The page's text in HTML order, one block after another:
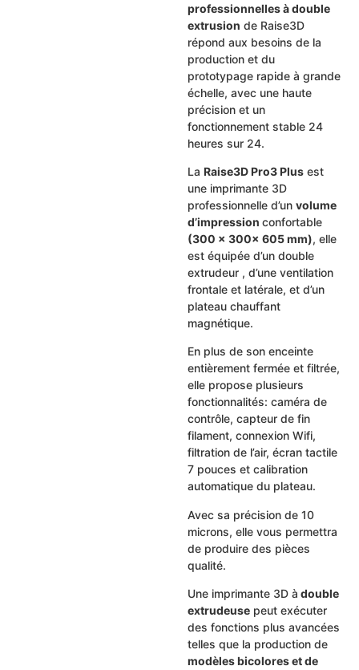
professionnelles à double
extrusion de Raise3D
répond aux besoins de la
production et du
prototypage rapide à grande
échelle, avec une haute
précision et un
fonctionnement stable 24
heures sur 24.
La Raise3D Pro3 Plusest
une imprimante 3D
professionnelle d’un volume
d’impression confortable
(300 x 300x 605 mm), elle
est équipée d’un double
extrudeur , d’une ventilation
frontale et latérale, et d’un
plateau chauffant
magnétique.
En plus de son enceinte
entièrement fermée et filtrée,
elle propose plusieurs
fonctionnalités: caméra de
contrôle, capteur de fin
filament, connexion Wifi,
filtration de l’air, écran tactile
7 pouces et calibration
automatique du plateau.
Avec sa précision de 10
microns, elle vous permettra
de produire des pièces
qualité.
Une imprimante 3D à double
extrudeusepeut exécuter
des fonctions plus avancées
telles que la production de
modèles bicolores et de